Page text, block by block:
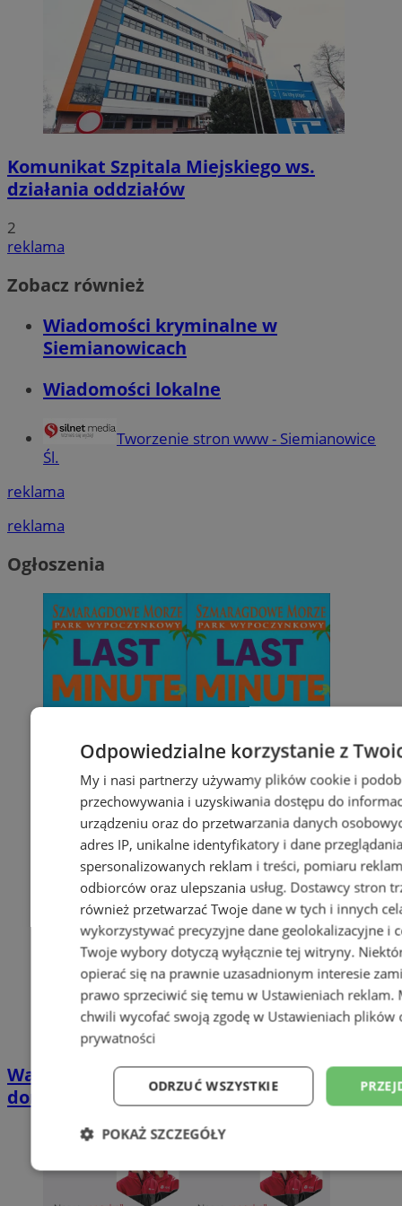
Komunikat Szpitala Miejskiego ws.
działania oddziałów
2
reklama
Zobacz również
Wiadomości kryminalne w
Siemianowicach
Wiadomości lokalne
Tworzenie stron www - Siemianowice
Śl.
reklama
reklama
Ogłoszenia
Wakacyjny wypoczynek nad Bałtykiem w
domkach Szmaragdowe Morze
Odpowiedzialne korzystanie z
My i nasi partnerzy używamy plików cookie i
przechowywania i uzyskiwania dostępu do
urządzeniu oraz do przetwarzania danych
adres IP, unikalne identyfikatory i dane
spersonalizowanych reklam i treści, pomiaru
odbiorców oraz ulepszania usług. Dostawcy stron
również przetwarzać Twoje dane w tych i innych
wykorzystywać precyzyjne dane geolokalizacyjne i
Twoje wybory dotyczą wyłącznie tej witryny.
opierać się na prawnie uzasadnionym interesie
prawo sprzeciwić się temu w Ustawieniach reklam.
chwili wycofać swoją zgodę w Ustawieniach plików
prywatności
ODRZUĆ WSZYSTKIE
POKAŻ SZCZEGÓŁY
Niezbędne Wydajność